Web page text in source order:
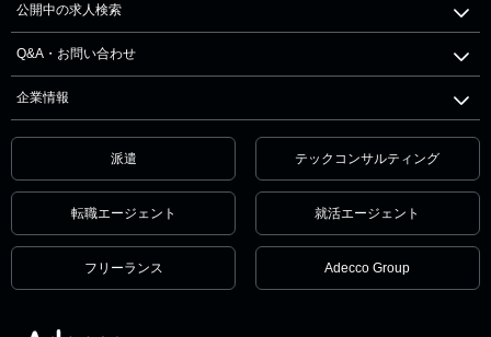
公開中の求人検索
Q&A・お問い合わせ
企業情報
派遣 テックコンサルティング
転職エージェント 就活エージェント
フリーランス Adecco Group